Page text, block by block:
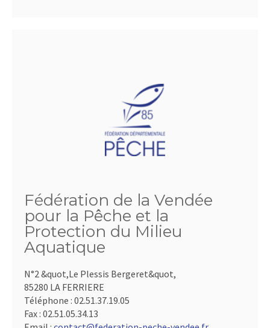
Fédération de la Vendée
pour la Pêche et la
Protection du Milieu
Aquatique
N°2 &quot,Le Plessis Bergeret&quot,
85280 LA FERRIERE
Téléphone : 02.51.37.19.05
Fax : 02.51.05.34.13